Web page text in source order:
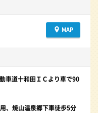
MAP
車道十和田ＩＣより車で90
、焼山温泉郷下車徒歩5分